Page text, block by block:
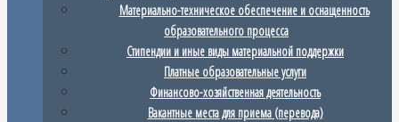
Материально-техническое обеспечение и оснащенность
образовательного процесса
Стипендии и иные виды материальной поддержки
Платные образовательные услуги
Финансово-хозяйственная деятельность
Вакантные места для приема (перевода)